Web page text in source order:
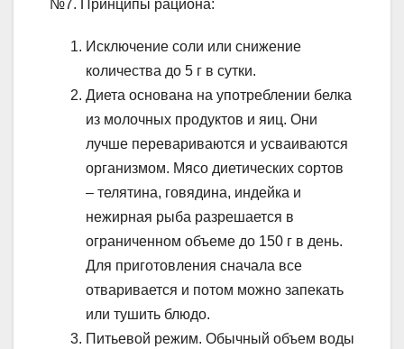
№7. Принципы рациона:
Исключение соли или снижение
количества до 5 г в сутки.
Диета основана на употреблении белка
из молочных продуктов и яиц. Они
лучше перевариваются и усваиваются
организмом. Мясо диетических сортов
– телятина, говядина, индейка и
нежирная рыба разрешается в
ограниченном объеме до 150 г в день.
Для приготовления сначала все
отваривается и потом можно запекать
или тушить блюдо.
Питьевой режим. Обычный объем воды